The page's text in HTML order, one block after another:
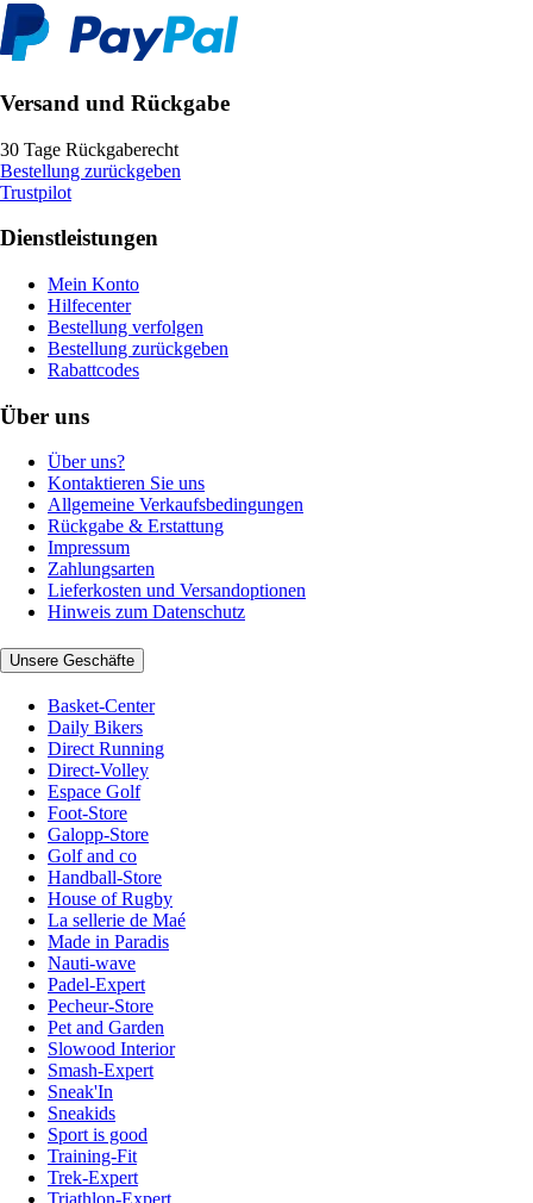
Versand und Rückgabe
30 Tage Rückgaberecht
Bestellung zurückgeben
Trustpilot
Dienstleistungen
Mein Konto
Hilfecenter
Bestellung verfolgen
Bestellung zurückgeben
Rabattcodes
Über uns
Über uns?
Kontaktieren Sie uns
Allgemeine Verkaufsbedingungen
Rückgabe & Erstattung
Impressum
Zahlungsarten
Lieferkosten und Versandoptionen
Hinweis zum Datenschutz
Unsere Geschäfte
Basket-Center
Daily Bikers
Direct Running
Direct-Volley
Espace Golf
Foot-Store
Galopp-Store
Golf and co
Handball-Store
House of Rugby
La sellerie de Maé
Made in Paradis
Nauti-wave
Padel-Expert
Pecheur-Store
Pet and Garden
Slowood Interior
Smash-Expert
Sneak'In
Sneakids
Sport is good
Training-Fit
Trek-Expert
Triathlon-Expert